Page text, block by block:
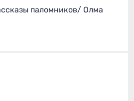
паломников/ Олма